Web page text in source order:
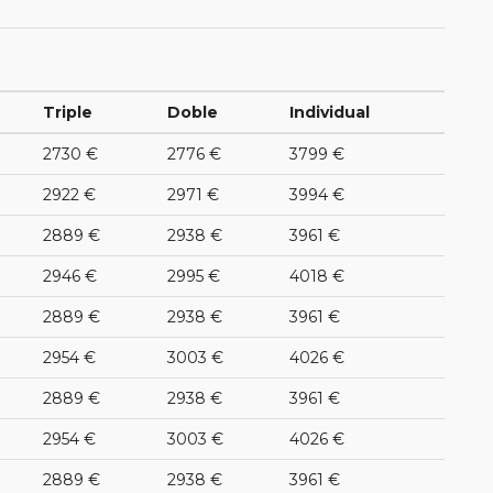
Triple Doble Individual
2730 € 2776 € 3799 €
2922 € 2971 € 3994 €
2889 € 2938 € 3961 €
2946 € 2995 € 4018 €
2889 € 2938 € 3961 €
2954 € 3003 € 4026 €
2889 € 2938 € 3961 €
2954 € 3003 € 4026 €
2889 € 2938 € 3961 €